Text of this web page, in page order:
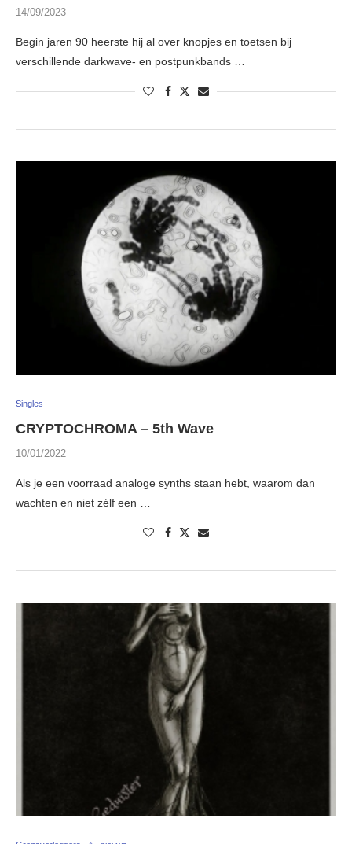
14/09/2023
Begin jaren 90 heerste hij al over knopjes en toetsen bij
verschillende darkwave- en postpunkbands …
Singles
CRYPTOCHROMA – 5th Wave
10/01/2022
Als je een voorraad analoge synths staan hebt, waarom dan
wachten en niet zélf een …